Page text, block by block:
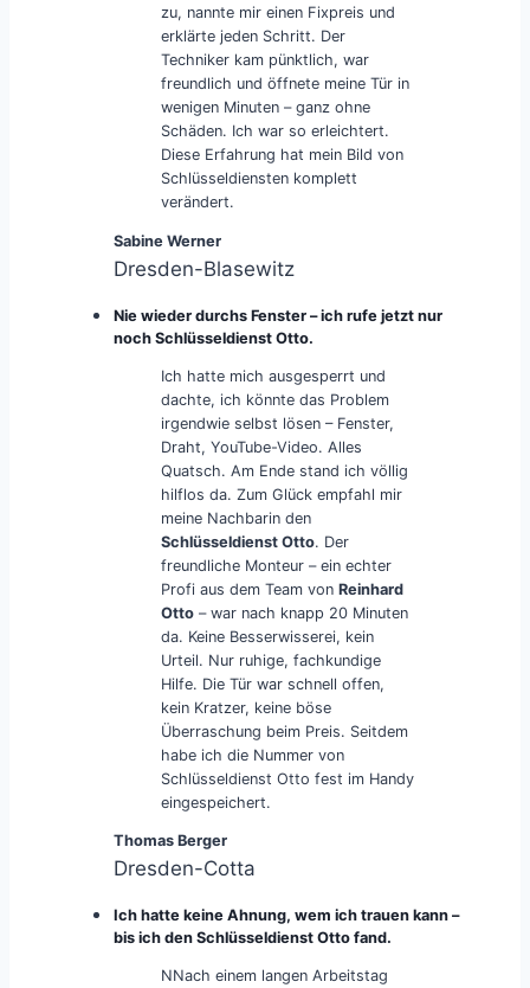
zu, nannte mir einen Fixpreis und
erklärte jeden Schritt. Der
Techniker kam pünktlich, war
freundlich und öffnete meine Tür in
wenigen Minuten – ganz ohne
Schäden. Ich war so erleichtert.
Diese Erfahrung hat mein Bild von
Schlüsseldiensten komplett
verändert.
Sabine Werner
Dresden-Blasewitz
Nie wieder durchs Fenster – ich rufe jetzt nur
noch Schlüsseldienst Otto.
Ich hatte mich ausgesperrt und
dachte, ich könnte das Problem
irgendwie selbst lösen – Fenster,
Draht, YouTube-Video. Alles
Quatsch. Am Ende stand ich völlig
hilflos da. Zum Glück empfahl mir
meine Nachbarin den
Schlüsseldienst Otto. Der
freundliche Monteur – ein echter
Profi aus dem Team von Reinhard
Otto – war nach knapp 20 Minuten
da. Keine Besserwisserei, kein
Urteil. Nur ruhige, fachkundige
Hilfe. Die Tür war schnell offen,
kein Kratzer, keine böse
Überraschung beim Preis. Seitdem
habe ich die Nummer von
Schlüsseldienst Otto fest im Handy
eingespeichert.
Thomas Berger
Dresden-Cotta
Ich hatte keine Ahnung, wem ich trauen kann –
bis ich den Schlüsseldienst Otto fand.
NNach einem langen Arbeitstag